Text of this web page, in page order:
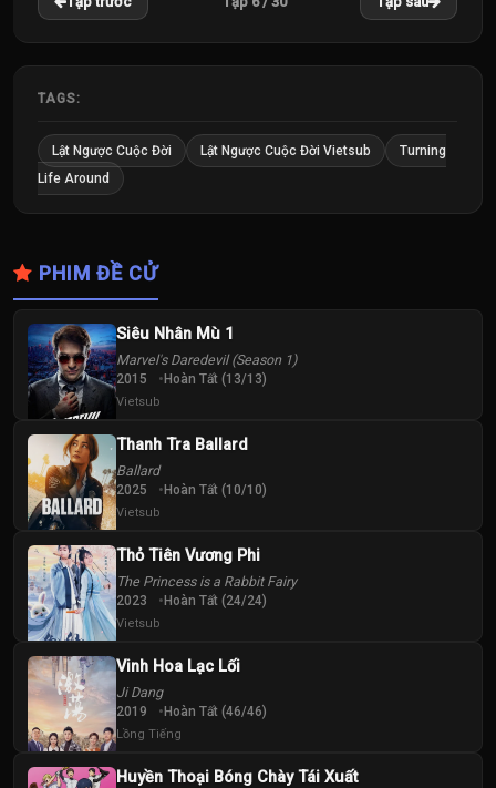
Tập
Tập
Tập
25
26
27
Tập
Tập
30
Tập
TAGS:
Lật Ngược Cuộc Đời Lật Ngược Cuộc Đời Vietsub
Turning
Life Around
PHIM ĐỀ CỬ
Siêu Nhân Mù 1
Marvel's Daredevil (Season 1)
2015 Hoàn Tất (13/13)
Vietsub
Thanh Tra Ballard
Ballard
2025 Hoàn Tất (10/10)
Vietsub
Thỏ Tiên Vương Phi
The Princess is a Rabbit Fairy
2023 Hoàn Tất (24/24)
Vietsub
Vinh Hoa Lạc Lối
Ji Dang
2019 Hoàn Tất (46/46)
Lồng Tiếng
Huyền Thoại Bóng Chày Tái Xuất